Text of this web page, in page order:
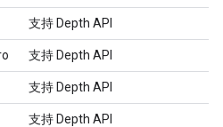
支持 Depth API
支持 Depth API
支持 Depth API
支持 Depth API